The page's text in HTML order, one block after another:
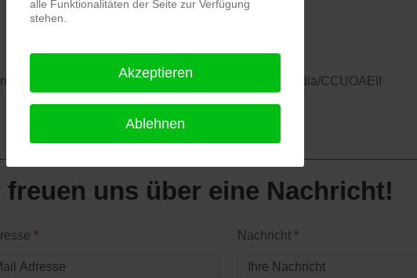
Lienhart Astl, um 1490–1500. Foto: Wikipedia/CCUOAEII
uns über eine Nachricht!
* Nachricht *
alle Funktionalitäten der Seite zur Verfügung
stehen.
Akzeptieren
Ablehnen